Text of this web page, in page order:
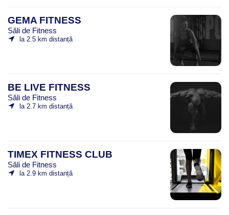
GEMA FITNESS
Săli de Fitness
la 2.5 km distanță
BE LIVE FITNESS
Săli de Fitness
la 2.7 km distanță
TIMEX FITNESS CLUB
Săli de Fitness
la 2.9 km distanță